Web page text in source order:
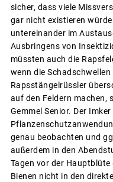
sicher, dass viele
gar nicht existieren
untereinander im
Ausbringens von
müssten auch die
wenn die
Rapsstängelrüssler
auf den Feldern machen,
Gemmel Senior. Der
genau beobachten und
außerdem in den
Tagen vor der
Bienen nicht in den